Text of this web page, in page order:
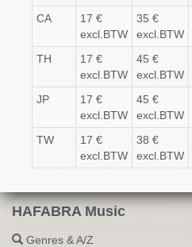
CA
17 €
excl.BTW
35 €
excl.BTW
TH
17 €
excl.BTW
45 €
excl.BTW
JP
17 €
excl.BTW
45 €
excl.BTW
TW
17 €
excl.BTW
38 €
excl.BTW
HAFABRA Music
Genres & A/Z